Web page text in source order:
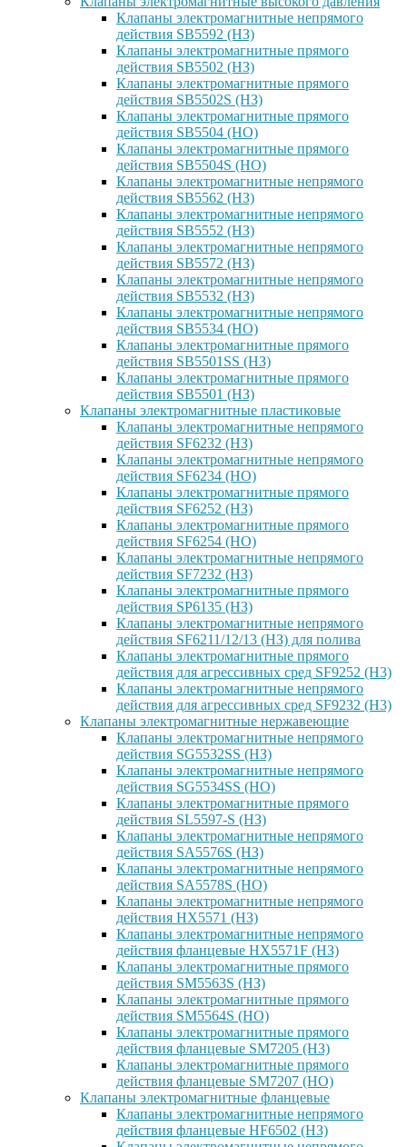
Клапаны электромагнитные непрямого
действия SB5592 (НЗ)
Клапаны электромагнитные прямого
действия SB5502 (НЗ)
Клапаны электромагнитные прямого
действия SB5502S (НЗ)
Клапаны электромагнитные прямого
действия SB5504 (НО)
Клапаны электромагнитные прямого
действия SB5504S (НО)
Клапаны электромагнитные непрямого
действия SB5562 (НЗ)
Клапаны электромагнитные непрямого
действия SB5552 (НЗ)
Клапаны электромагнитные непрямого
действия SB5572 (НЗ)
Клапаны электромагнитные непрямого
действия SB5532 (НЗ)
Клапаны электромагнитные непрямого
действия SB5534 (НО)
Клапаны электромагнитные прямого
действия SB5501SS (НЗ)
Клапаны электромагнитные прямого
действия SB5501 (НЗ)
Клапаны электромагнитные пластиковые
Клапаны электромагнитные непрямого
действия SF6232 (НЗ)
Клапаны электромагнитные непрямого
действия SF6234 (НО)
Клапаны электромагнитные прямого
действия SF6252 (НЗ)
Клапаны электромагнитные прямого
действия SF6254 (НО)
Клапаны электромагнитные непрямого
действия SF7232 (НЗ)
Клапаны электромагнитные прямого
действия SP6135 (НЗ)
Клапаны электромагнитные непрямого
действия SF6211/12/13 (НЗ) для полива
Клапаны электромагнитные прямого
действия для агрессивных сред SF9252 (H3)
Клапаны электромагнитные непрямого
действия для агрессивных сред SF9232 (H3)
Клапаны электромагнитные нержавеющие
Клапаны электромагнитные непрямого
действия SG5532SS (НЗ)
Клапаны электромагнитные непрямого
действия SG5534SS (НО)
Клапаны электромагнитные прямого
действия SL5597-S (НЗ)
Клапаны электромагнитные непрямого
действия SA5576S (НЗ)
Клапаны электромагнитные непрямого
действия SA5578S (НО)
Клапаны электромагнитные непрямого
действия HX5571 (НЗ)
Клапаны электромагнитные непрямого
действия фланцевые HX5571F (НЗ)
Клапаны электромагнитные прямого
действия SM5563S (НЗ)
Клапаны электромагнитные прямого
действия SM5564S (НО)
Клапаны электромагнитные прямого
действия фланцевые SM7205 (НЗ)
Клапаны электромагнитные прямого
действия фланцевые SM7207 (НО)
Клапаны электромагнитные фланцевые
Клапаны электромагнитные непрямого
действия фланцевые HF6502 (НЗ)